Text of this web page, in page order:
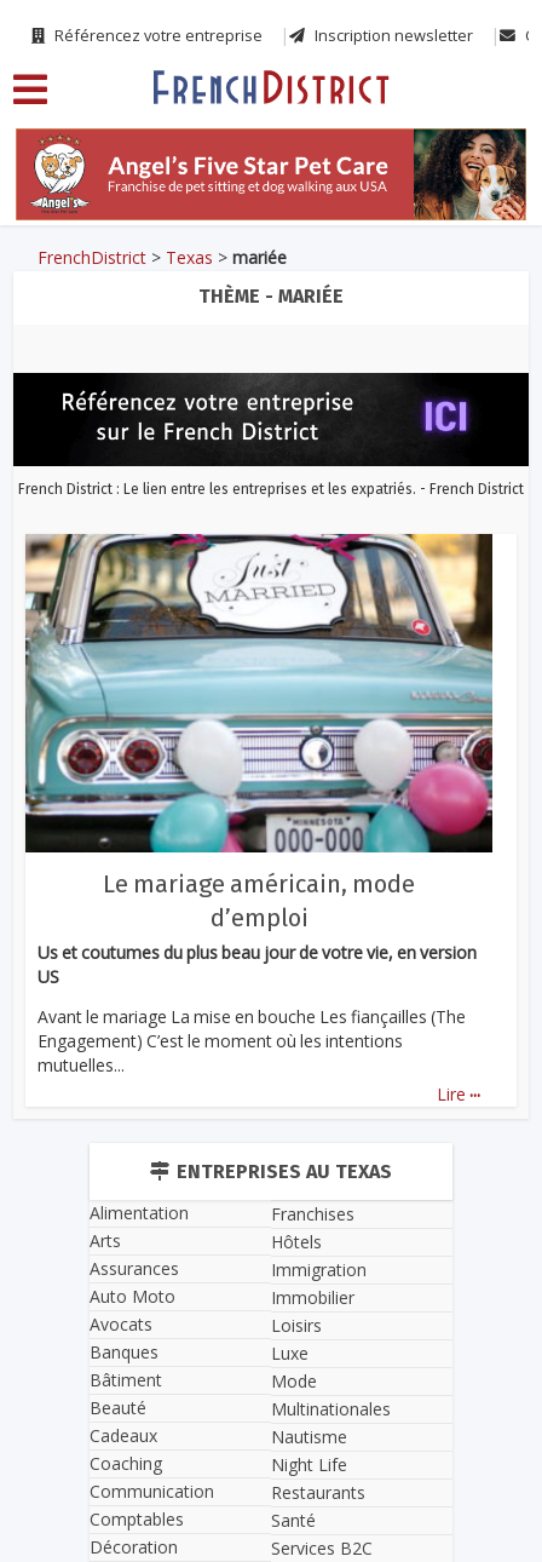
Référencez votre entreprise Inscription newsletter
FrenchDistrict > Texas >mariée
THÈME - MARIÉE
French District : Le lien entre les entreprises et les expatriés. - French District
Le mariage américain, mode
d’emploi
Us et coutumes du plus beau jour de votre vie, en version
US
Avant le mariage La mise en bouche Les fiançailles (The
Engagement) C’est le moment où les intentions
mutuelles...
Lire ...
ENTREPRISES AU TEXAS
Alimentation
Arts
Assurances
Auto Moto
Avocats
Banques
Bâtiment
Beauté
Cadeaux
Coaching
Communication
Comptables
Décoration
Franchises
Hôtels
Immigration
Immobilier
Loisirs
Luxe
Mode
Multinationales
Nautisme
Night Life
Restaurants
Santé
Services B2C